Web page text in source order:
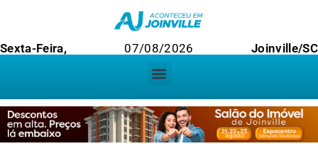
Sexta-Feira, 07/08/2026 Joinville/SC